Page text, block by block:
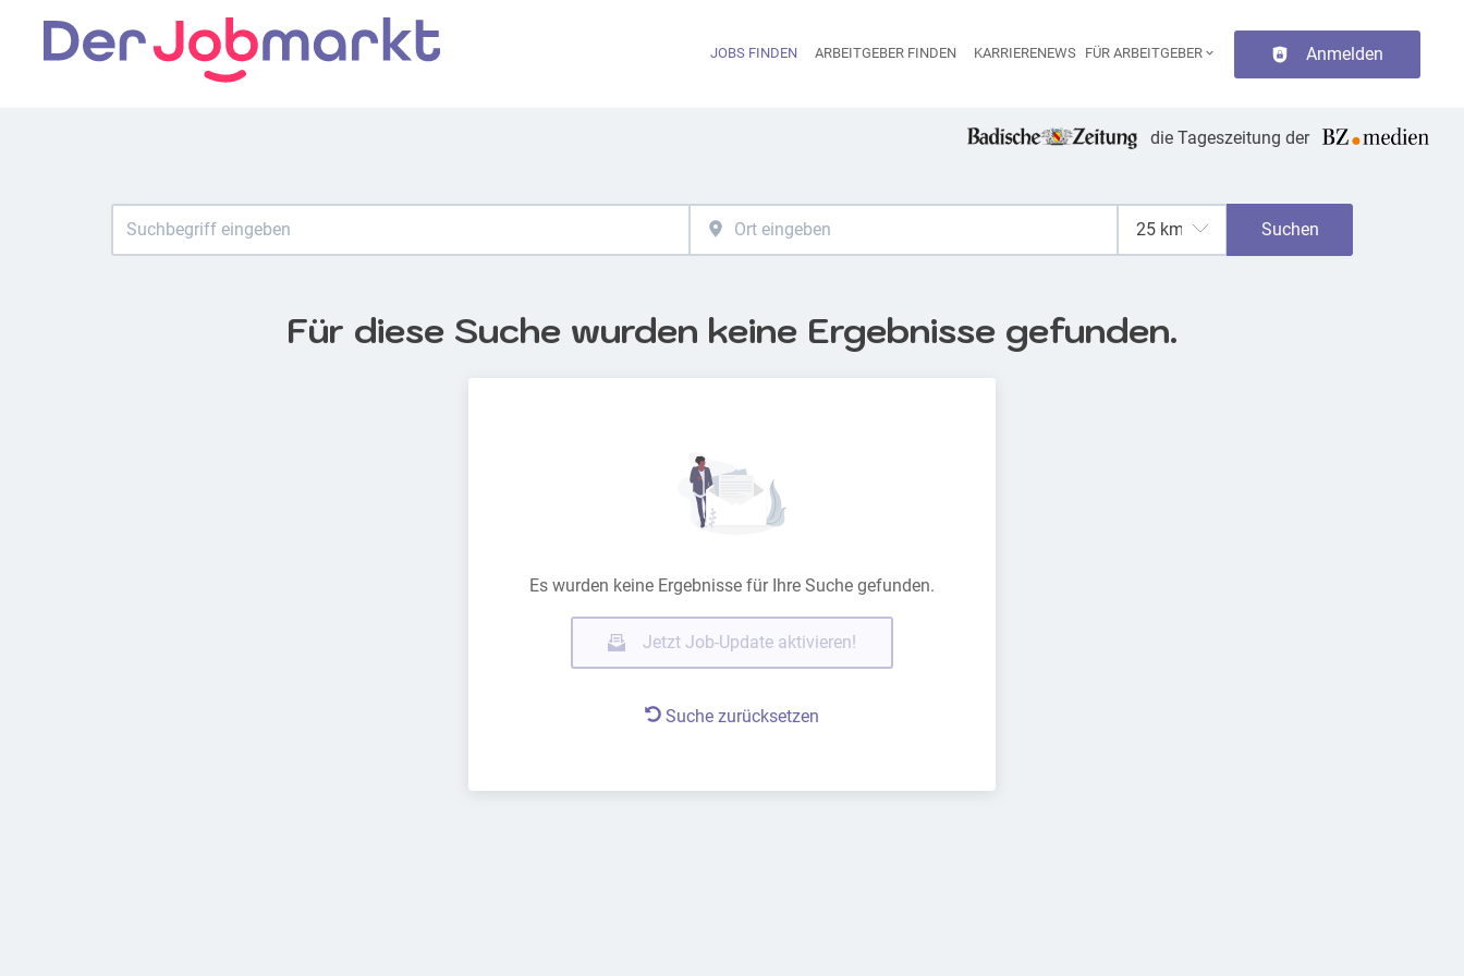
Haupt-Navigation
JOBS FINDEN ARBEITGEBER FINDEN KARRIERENEWS FÜR ARBEITGEBER Anmelden
die Tageszeitung der
Suchen
Für diese Suche wurden keine Ergebnisse gefunden.
Es wurden keine Ergebnisse für Ihre Suche gefunden.
Jetzt Job-Update aktivieren!
Suche zurücksetzen